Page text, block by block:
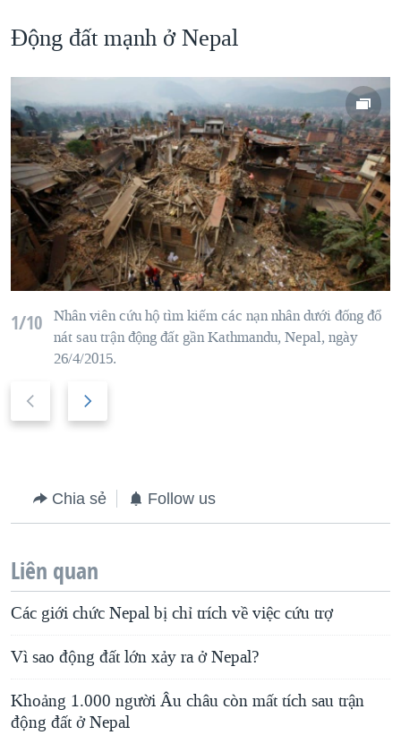
Động đất mạnh ở Nepal
1/10 Nhân viên cứu hộtìm kiếm các nạn nhân dưới đống đổ
nát sau trận động đất gầnKathmandu, Nepal, ngày
26/4/2015.
r
o
s
s
i
d
e
e
s
l
d
e
Chia sẻ Follow us
Liên quan
Các giới chức Nepal bị chỉ trích về việc cứu trợ
Vì sao động đất lớn xảy ra ở Nepal?
Khoảng 1.000 người Âu châu còn mất tích sau trận
động đất ở Nepal